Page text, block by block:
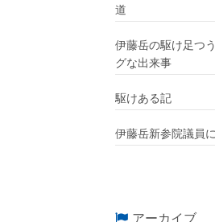
道
伊藤岳の駆け足つ
グな出来事
駆けある記
伊藤岳新参院議員
アーカイブ